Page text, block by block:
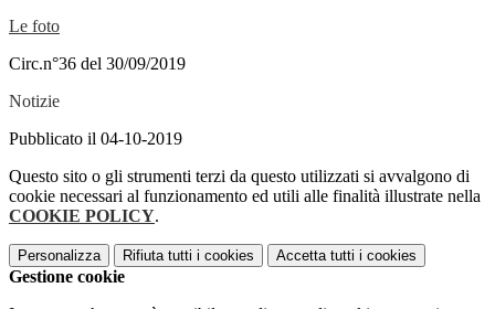
Le foto
Circ.n°36 del 30/09/2019
Notizie
Pubblicato il 04-10-2019
Questo sito o gli strumenti terzi da questo utilizzati si avvalgono di
cookie necessari al funzionamento ed utili alle finalità illustrate nella
COOKIE POLICY.
Personalizza Rifiuta tutti i cookies Accetta tutti i cookies
Gestione cookie